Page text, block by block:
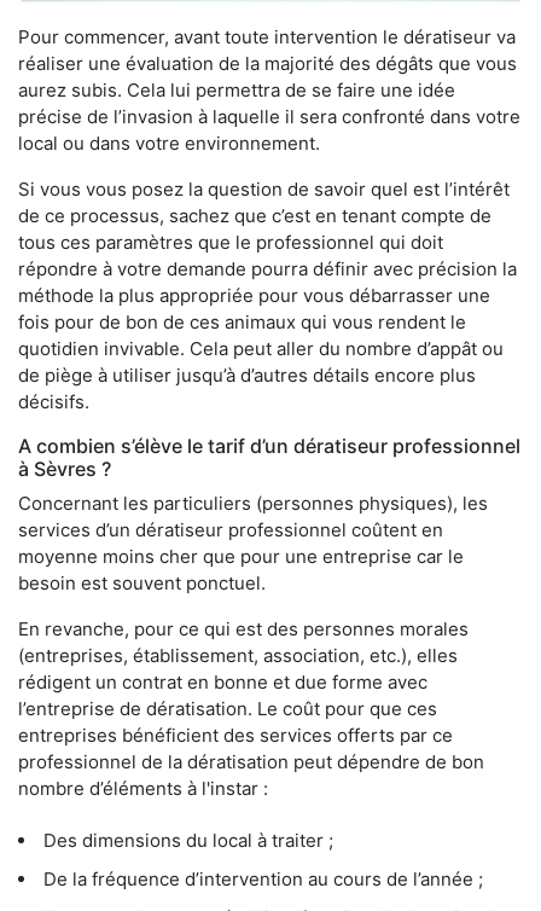
Pour commencer, avant toute intervention le dératiseur va
réaliser une évaluation de la majorité des dégâts que vous
aurez subis. Cela lui permettra de se faire une idée
précise de l’invasion à laquelle il sera confronté dans votre
local ou dans votre environnement.
Si vous vous posez la question de savoir quel est l’intérêt
de ce processus, sachez que c’est en tenant compte de
tous ces paramètres que le professionnel qui doit
répondre à votre demande pourra définir avec précision la
méthode la plus appropriée pour vous débarrasser une
fois pour de bon de ces animaux qui vous rendent le
quotidien invivable. Cela peut aller du nombre d’appât ou
de piège à utiliser jusqu’à d’autres détails encore plus
décisifs.
A combien s’élève le tarif d’un dératiseur professionnel
à Sèvres ?
Concernant les particuliers (personnes physiques), les
services d’un dératiseur professionnel coûtent en
moyenne moins cher que pour une entreprise car le
besoin est souvent ponctuel.
En revanche, pour ce qui est des personnes morales
(entreprises, établissement, association, etc.), elles
rédigent un contrat en bonne et due forme avec
l’entreprise de dératisation. Le coût pour que ces
entreprises bénéficient des services offerts par ce
professionnel de la dératisation peut dépendre de bon
nombre d’éléments à l'instar :
Des dimensions du local à traiter ;
De la fréquence d’intervention au cours de l’année ;